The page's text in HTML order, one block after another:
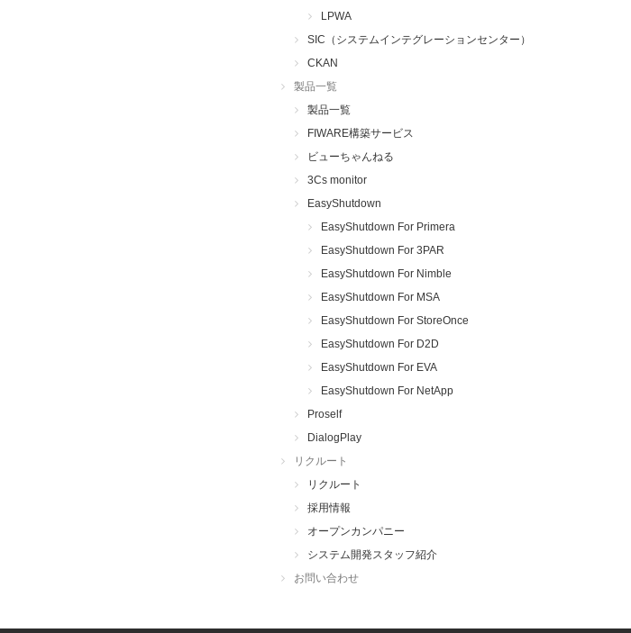
LPWA
SIC（システムインテグレーションセンター）
CKAN
製品一覧
製品一覧
FIWARE構築サービス
ビューちゃんねる
3Cs monitor
EasyShutdown
EasyShutdown For Primera
EasyShutdown For 3PAR
EasyShutdown For Nimble
EasyShutdown For MSA
EasyShutdown For StoreOnce
EasyShutdown For D2D
EasyShutdown For EVA
EasyShutdown For NetApp
Proself
DialogPlay
リクルート
リクルート
採用情報
オープンカンパニー
システム開発スタッフ紹介
お問い合わせ